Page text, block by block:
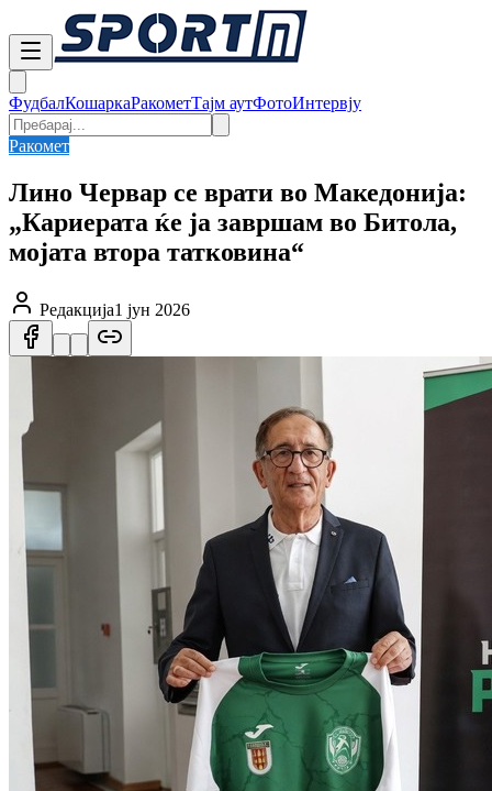
ФудбалКошаркаРакометТајм аутФотоИнтервју
Ракомет
Лино Червар се врати во Македонија:
„Кариерата ќе ја завршам во Битола,
мојата втора татковина“
Редакција1 јун 2026